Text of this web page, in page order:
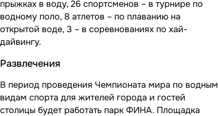
прыжках в воду, 26 спортсменов – в турнире по
водному поло, 8 атлетов – по плаванию на
открытой воде, 3 – в соревнованиях по хай-
дайвингу.
Развлечения
В период проведения Чемпионата мира по водным
видам спорта для жителей города и гостей
столицы будет работать парк ФИНА. Площадка